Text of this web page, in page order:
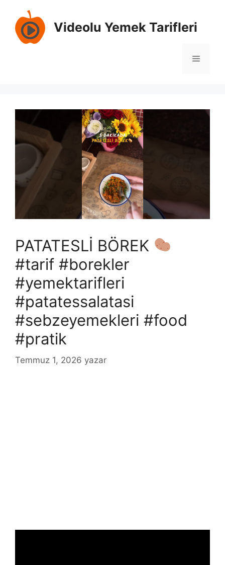
Videolu Yemek Tarifleri
Menü
PATATESLİ BÖREK
#tarif #borekler
#yemektarifleri
#patatessalatasi
#sebzeyemekleri #food
#pratik
Temmuz 1, 2026 yazar